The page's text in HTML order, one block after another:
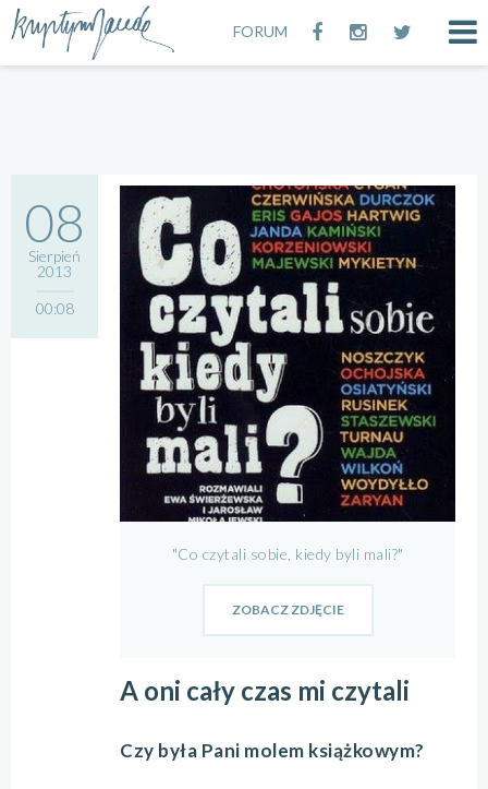
FORUM
08
Sierpień
2013
00:08
"Co czytali sobie, kiedy byli mali?"
ZOBACZ ZDJĘCIE
A oni cały czas mi czytali
Czy była Pani molem książkowym?